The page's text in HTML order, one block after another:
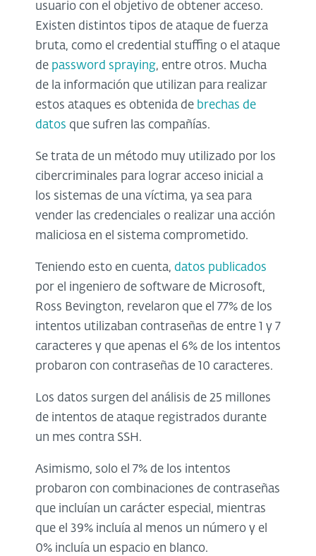
usuario con el objetivo de obtener acceso.
Existen distintos tipos de ataque de fuerza
bruta, como el credential stuffing o el ataque
de password spraying, entre otros. Mucha
de la información que utilizan para realizar
estos ataques es obtenida de brechas de
datos que sufren las compañías.
Se trata de un método muy utilizado por los
cibercriminales para lograr acceso inicial a
los sistemas de una víctima, ya sea para
vender las credenciales o realizar una acción
maliciosa en el sistema comprometido.
Teniendo esto en cuenta, datos publicados
por el ingeniero de software de Microsoft,
Ross Bevington, revelaron que el 77% de los
intentos utilizaban contraseñas de entre 1 y 7
caracteres y que apenas el 6% de los intentos
probaron con contraseñas de 10 caracteres.
Los datos surgen del análisis de 25 millones
de intentos de ataque registrados durante
un mes contra SSH.
Asimismo, solo el 7% de los intentos
probaron con combinaciones de contraseñas
que incluían un carácter especial, mientras
que el 39% incluía al menos un número y el
0% incluía un espacio en blanco.